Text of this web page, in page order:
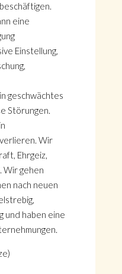
eine
Einstellung,
geschwächtes
Störungen.
Wir
Ehrgeiz,
Wir gehen
nach neuen
und haben eine